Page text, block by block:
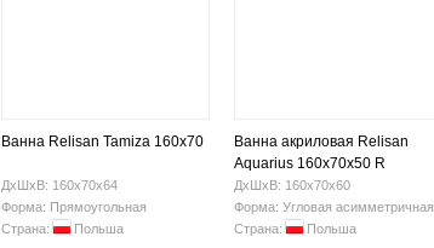
Ванна Relisan Tamiza 160х70
ДхШхВ: 160х70х64
Форма: Прямоугольная
Страна:
Польша
Ванна акриловая Relisan
Aquarius 160x70x50 R
ДхШхВ: 160х70х60
Форма: Угловая асимметричная
Страна:
Польша